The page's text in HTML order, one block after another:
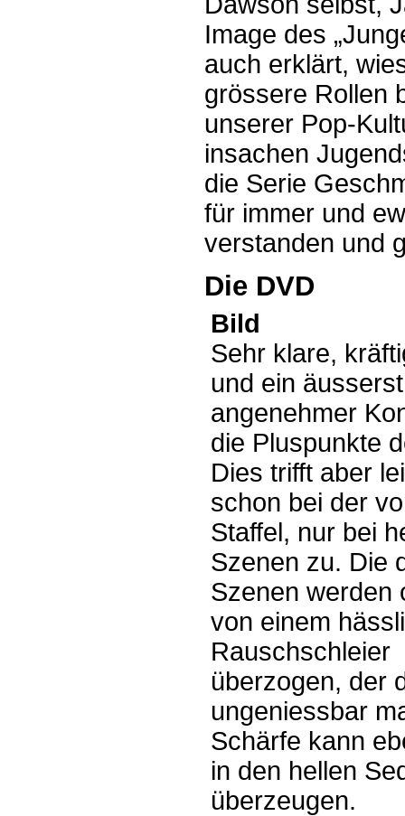
Image des
auch erklärt,
grössere Rollen
unserer Pop-
insachen
die Serie
für immer und
verstanden und
Die DVD
Bild
Sehr klare,
und ein äusserst
angenehmer
die Pluspunkte
Dies trifft aber
schon bei der
Staffel, nur bei
Szenen zu. Die
Szenen werden
von einem
Rauschschleier
überzogen, der
ungeniessbar
Schärfe kann
in den hellen
überzeugen.